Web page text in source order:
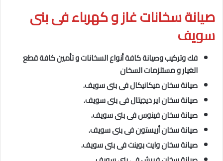
صيانة سخانات غاز و كهرباء فى بنى
سويف
فك وتركيب وصيانة كافة أنواع السخانات و تأمين كافة قطع
الغيار و مستلزمات السخان
صيانة سخان ميكانيكال فى بنى سويف.
صيانة سخان اير ديجيتال فى بنى سويف.
صيانة سخان فينوس فى بنى سويف.
صيانة سخان أريستون فى بنى سويف.
صيانة سخان وايت بوينت فى بنى سويف.